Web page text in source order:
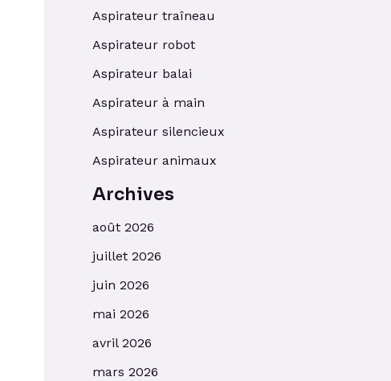
Aspirateur traîneau
Aspirateur robot
Aspirateur balai
Aspirateur à main
Aspirateur silencieux
Aspirateur animaux
Archives
août 2026
juillet 2026
juin 2026
mai 2026
avril 2026
mars 2026